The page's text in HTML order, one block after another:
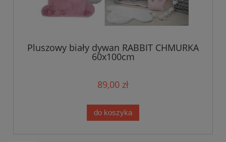
Pluszowy biały dywan RABBIT CHMURKA
60x100cm
89,00 zł
do koszyka